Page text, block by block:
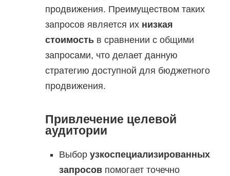
продвижения. Преимуществом таких
запросов является их низкая
стоимостьв сравнении с общими
запросами, что делает данную
стратегию доступной для бюджетного
продвижения.
Привлечение целевой
аудитории
Выбор узкоспециализированных
запросовпомогает точечно